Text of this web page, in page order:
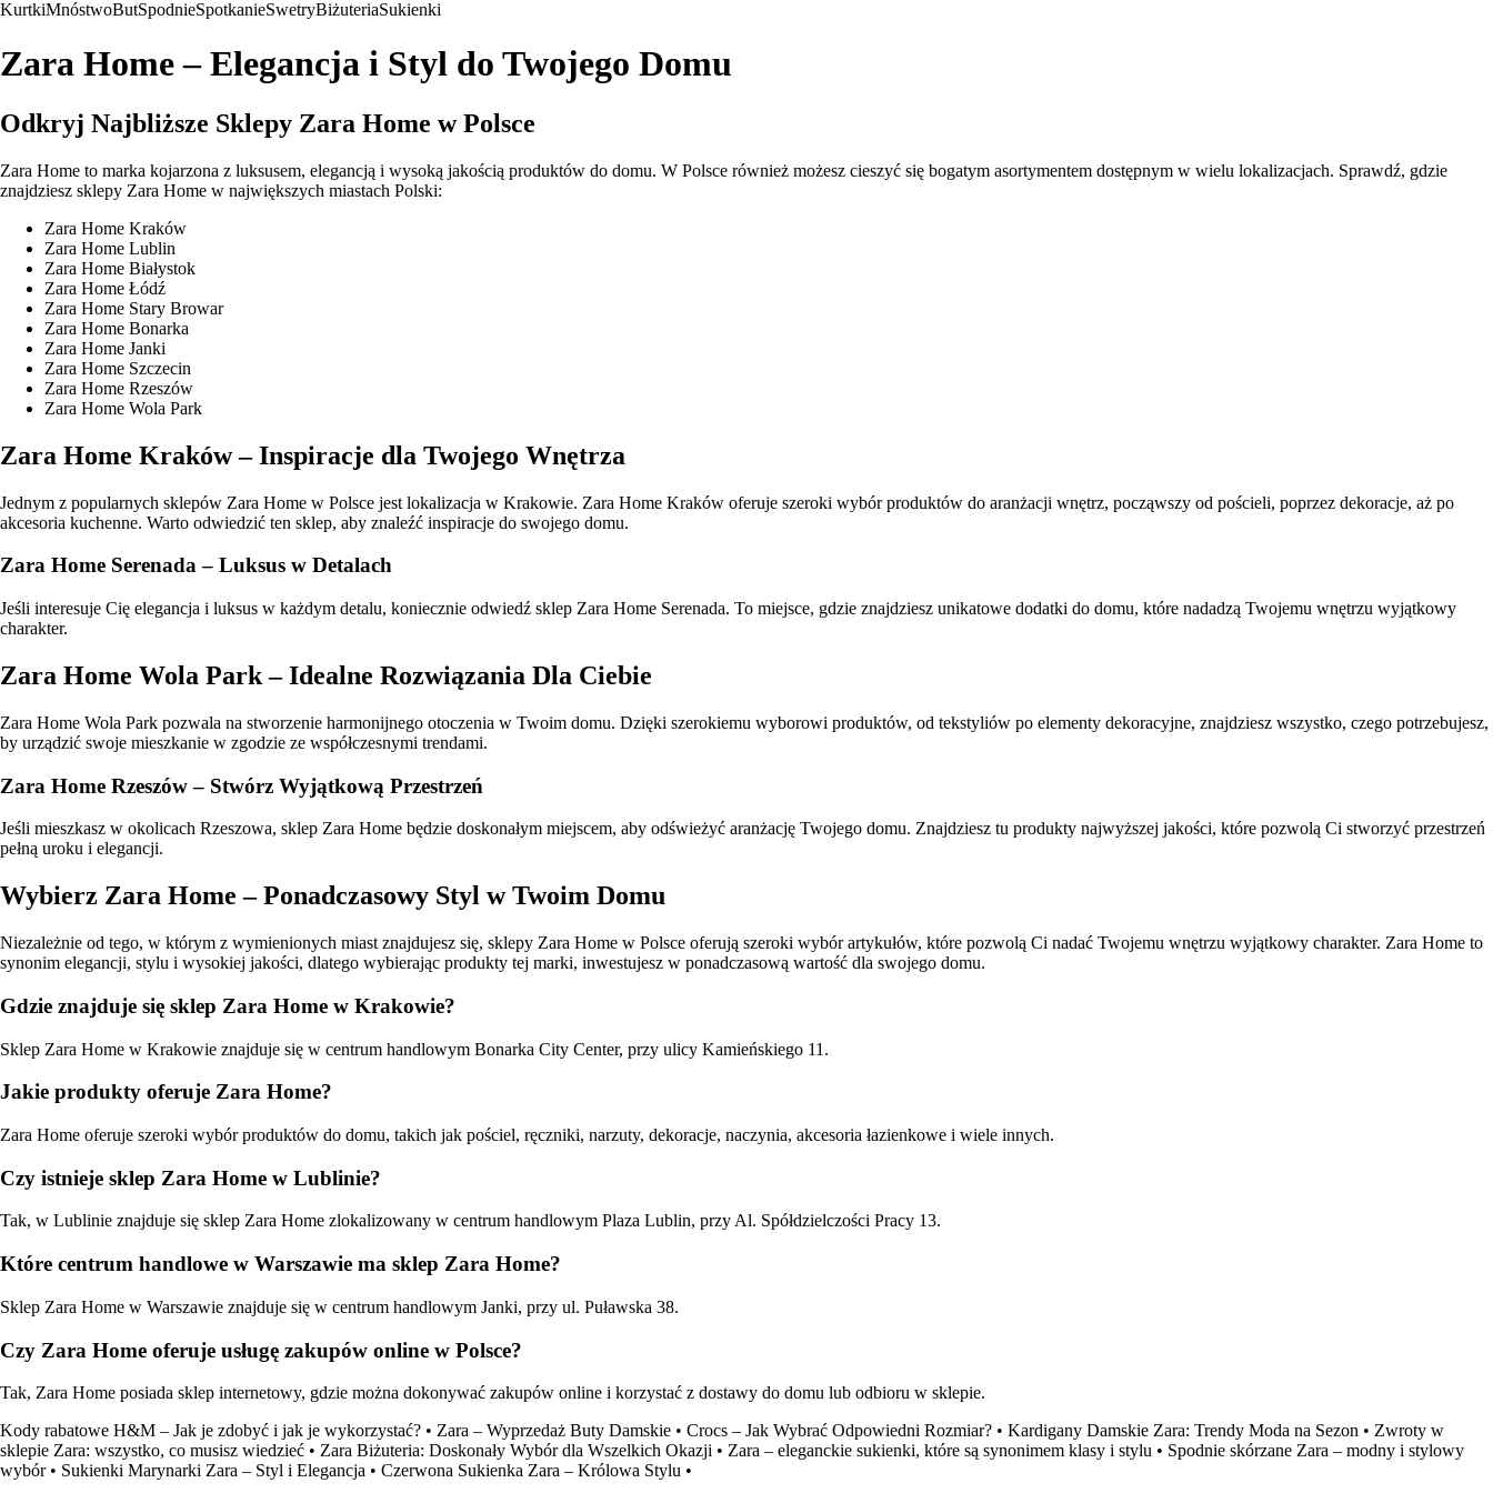
KurtkiMnóstwoButSpodnieSpotkanieSwetryBiżuteriaSukienki
Zara Home – Elegancja i Styl do Twojego Domu
Odkryj Najbliższe Sklepy Zara Home w Polsce
Zara Home to marka kojarzona z luksusem, elegancją i wysoką jakością produktów do domu. W Polsce również możesz cieszyć się bogatym asortymentem dostępnym w wielu lokalizacjach. Sprawdź, gdzie
znajdziesz sklepy Zara Home w największych miastach Polski:
Zara Home Kraków
Zara Home Lublin
Zara Home Białystok
Zara Home Łódź
Zara Home Stary Browar
Zara Home Bonarka
Zara Home Janki
Zara Home Szczecin
Zara Home Rzeszów
Zara Home Wola Park
Zara Home Kraków – Inspiracje dla Twojego Wnętrza
Jednym z popularnych sklepów Zara Home w Polsce jest lokalizacja w Krakowie. Zara Home Kraków oferuje szeroki wybór produktów do aranżacji wnętrz, począwszy od pościeli, poprzez dekoracje, aż po
akcesoria kuchenne. Warto odwiedzić ten sklep, aby znaleźć inspiracje do swojego domu.
Zara Home Serenada – Luksus w Detalach
Jeśli interesuje Cię elegancja i luksus w każdym detalu, koniecznie odwiedź sklep Zara Home Serenada. To miejsce, gdzie znajdziesz unikatowe dodatki do domu, które nadadzą Twojemu wnętrzu wyjątkowy
charakter.
Zara Home Wola Park – Idealne Rozwiązania Dla Ciebie
Zara Home Wola Park pozwala na stworzenie harmonijnego otoczenia w Twoim domu. Dzięki szerokiemu wyborowi produktów, od tekstyliów po elementy dekoracyjne, znajdziesz wszystko, czego potrzebujesz,
by urządzić swoje mieszkanie w zgodzie ze współczesnymi trendami.
Zara Home Rzeszów – Stwórz Wyjątkową Przestrzeń
Jeśli mieszkasz w okolicach Rzeszowa, sklep Zara Home będzie doskonałym miejscem, aby odświeżyć aranżację Twojego domu. Znajdziesz tu produkty najwyższej jakości, które pozwolą Ci stworzyć przestrzeń
pełną uroku i elegancji.
Wybierz Zara Home – Ponadczasowy Styl w Twoim Domu
Niezależnie od tego, w którym z wymienionych miast znajdujesz się, sklepy Zara Home w Polsce oferują szeroki wybór artykułów, które pozwolą Ci nadać Twojemu wnętrzu wyjątkowy charakter. Zara Home to
synonim elegancji, stylu i wysokiej jakości, dlatego wybierając produkty tej marki, inwestujesz w ponadczasową wartość dla swojego domu.
Gdzie znajduje się sklep Zara Home w Krakowie?
Sklep Zara Home w Krakowie znajduje się w centrum handlowym Bonarka City Center, przy ulicy Kamieńskiego 11.
Jakie produkty oferuje Zara Home?
Zara Home oferuje szeroki wybór produktów do domu, takich jak pościel, ręczniki, narzuty, dekoracje, naczynia, akcesoria łazienkowe i wiele innych.
Czy istnieje sklep Zara Home w Lublinie?
Tak, w Lublinie znajduje się sklep Zara Home zlokalizowany w centrum handlowym Plaza Lublin, przy Al. Spółdzielczości Pracy 13.
Które centrum handlowe w Warszawie ma sklep Zara Home?
Sklep Zara Home w Warszawie znajduje się w centrum handlowym Janki, przy ul. Puławska 38.
Czy Zara Home oferuje usługę zakupów online w Polsce?
Tak, Zara Home posiada sklep internetowy, gdzie można dokonywać zakupów online i korzystać z dostawy do domu lub odbioru w sklepie.
Kody rabatowe H&M – Jak je zdobyć i jak je wykorzystać? • Zara – Wyprzedaż Buty Damskie • Crocs – Jak Wybrać Odpowiedni Rozmiar? • Kardigany Damskie Zara: Trendy Moda na Sezon • Zwroty w
sklepie Zara: wszystko, co musisz wiedzieć • Zara Biżuteria: Doskonały Wybór dla Wszelkich Okazji • Zara – eleganckie sukienki, które są synonimem klasy i stylu • Spodnie skórzane Zara – modny i stylowy
wybór• Sukienki Marynarki Zara – Styl i Elegancja • Czerwona Sukienka Zara – Królowa Stylu •